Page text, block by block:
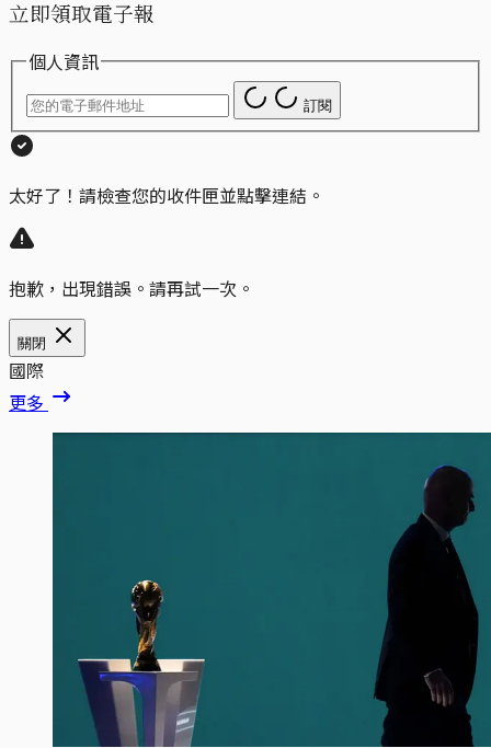
立即領取電子報
個人資訊
訂閱
太好了！請檢查您的收件匣並點擊連結。
抱歉，出現錯誤。請再試一次。
關閉
國際
更多